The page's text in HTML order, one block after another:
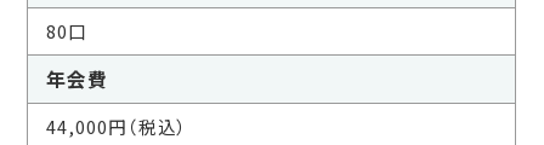
80口
年会費
44,000円（税込）